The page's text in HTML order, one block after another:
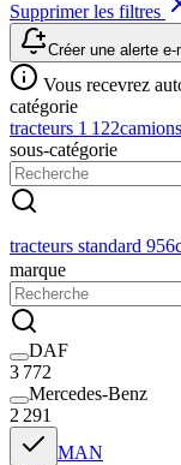
Supprimer les filtres
Créer une alerte e-
Vous recevrez
catégorie
tracteurs 1 122camions
sous-catégorie
tracteurs standard 956
marque
DAF
3 772
Mercedes-Benz
2 291
MAN